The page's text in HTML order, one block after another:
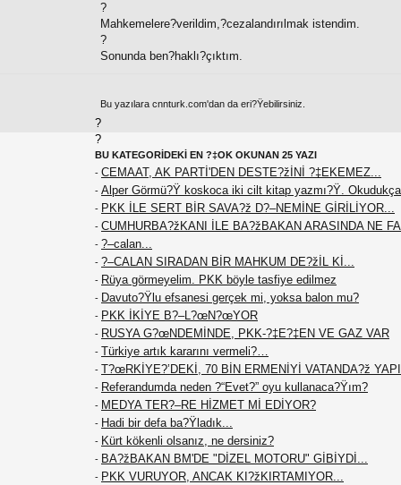
?
Mahkemelere?verildim,?cezalandırılmak istendim.
?
Sonunda ben?haklı?çıktım.
Bu yazılara cnnturk.com'dan da eri?Ÿebilirsiniz.
?
?
BU KATEGORİDEKİ EN ?‡OK OKUNAN 25 YAZI
- CEMAAT, AK PARTİ'DEN DESTE?žİNİ ?‡EKEMEZ...
- Alper Görmü?Ÿ koskoca iki cilt kitap yazmı?Ÿ.
- PKK İLE SERT BİR SAVA?ž D?–NEMİNE GİRİLİYOR...
- CUMHURBA?žKANI İLE BA?žBAKAN ARASINDA NE
- ?–calan...
- ?–CALAN SIRADAN BİR MAHKUM DE?žİL Kİ...
- Rüya görmeyelim. PKK böyle tasfiye edilmez
- Davuto?Ÿlu efsanesi gerçek mi, yoksa balon mu?
- PKK İKİYE B?–L?œN?œYOR
- RUSYA G?œNDEMİNDE, PKK-?‡E?‡EN VE GAZ VAR
- Türkiye artık kararını vermeli?…
- T?œRKİYE?’DEKİ, 70 BİN ERMENİYİ VATANDA?ž
- Referandumda neden ?“Evet?” oyu kullanaca?Ÿım?
- MEDYA TER?–RE HİZMET Mİ EDİYOR?
- Hadi bir defa ba?Ÿladık...
- Kürt kökenli olsanız, ne dersiniz?
- BA?žBAKAN BM'DE "DİZEL MOTORU" GİBİYDİ...
- PKK VURUYOR, ANCAK KI?žKIRTAMIYOR...